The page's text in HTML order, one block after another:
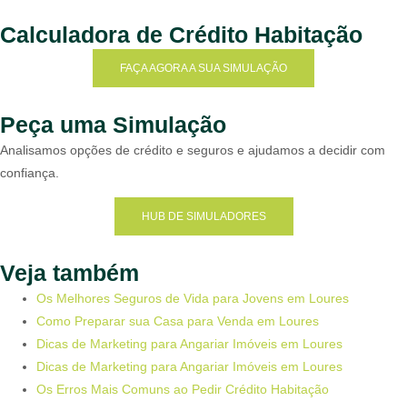
Calculadora de Crédito Habitação
FAÇA AGORA A SUA SIMULAÇÃO
Peça uma Simulação
Analisamos opções de crédito e seguros e ajudamos a decidir com
confiança.
HUB DE SIMULADORES
Veja também
Os Melhores Seguros de Vida para Jovens em Loures
Como Preparar sua Casa para Venda em Loures
Dicas de Marketing para Angariar Imóveis em Loures
Dicas de Marketing para Angariar Imóveis em Loures
Os Erros Mais Comuns ao Pedir Crédito Habitação